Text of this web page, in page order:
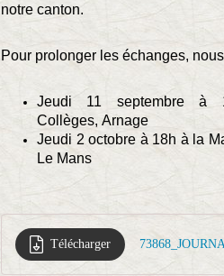
notre canton.
Pour prolonger les échanges,
Jeudi 11 septembre à
Collèges, Arnage
Jeudi 2 octobre à 18h à la
Le Mans
Télécharger